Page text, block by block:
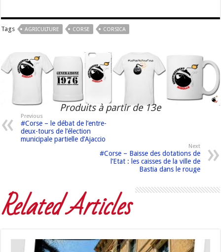
Tags AGRICULTURE CORSE CORSICA
Produits à partir de 13e
Previous
#Corse – le débat de l’entre-
deux-tours de l’élection
municipale partielle d’Ajaccio
Next
#Corse – Baisse des dotations de
l’Etat : les caisses de la ville de
Bastia dans le rouge
Related Articles